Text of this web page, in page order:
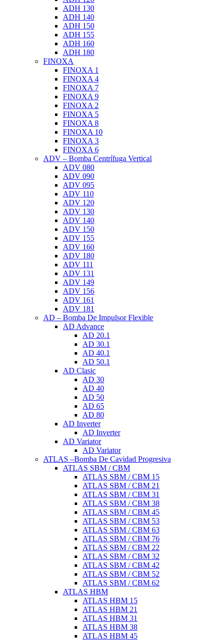
ADH 130
ADH 140
ADH 150
ADH 155
ADH 160
ADH 180
FINOXA
FINOXA 1
FINOXA 4
FINOXA 7
FINOXA 9
FINOXA 2
FINOXA 5
FINOXA 8
FINOXA 10
FINOXA 3
FINOXA 6
ADV – Bomba Centrífuga Vertical
ADV 080
ADV 090
ADV 095
ADV 110
ADV 120
ADV 130
ADV 140
ADV 150
ADV 155
ADV 160
ADV 180
ADV 111
ADV 131
ADV 149
ADV 156
ADV 161
ADV 181
AD – Bomba De Impulsor Flexible
AD Advance
AD 20.1
AD 30.1
AD 40.1
AD 50.1
AD Clasic
AD 30
AD 40
AD 50
AD 65
AD 80
AD Inverter
AD Inverter
AD Variator
AD Variator
ATLAS –Bomba De Cavidad Progresiva
ATLAS SBM / CBM
ATLAS SBM / CBM 15
ATLAS SBM / CBM 21
ATLAS SBM / CBM 31
ATLAS SBM / CBM 38
ATLAS SBM / CBM 45
ATLAS SBM / CBM 53
ATLAS SBM / CBM 63
ATLAS SBM / CBM 76
ATLAS SBM / CBM 22
ATLAS SBM / CBM 32
ATLAS SBM / CBM 42
ATLAS SBM / CBM 52
ATLAS SBM / CBM 62
ATLAS HBM
ATLAS HBM 15
ATLAS HBM 21
ATLAS HBM 31
ATLAS HBM 38
ATLAS HBM 45